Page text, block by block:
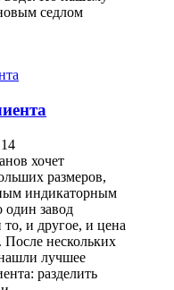
седлом
хочет
размеров,
индикаторным
завод
и другое, и цена
После нескольких
лучшее
разделить